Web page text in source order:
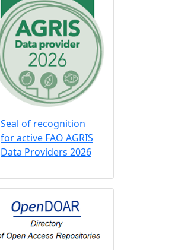
Seal of recognition
for active FAO AGRIS
Data Providers 2026